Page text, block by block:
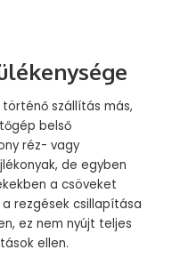
szállítás más,
belső
réz- vagy
de egyben
a csöveket
rezgések csillapítása
ez nem nyújt teljes
ellen.